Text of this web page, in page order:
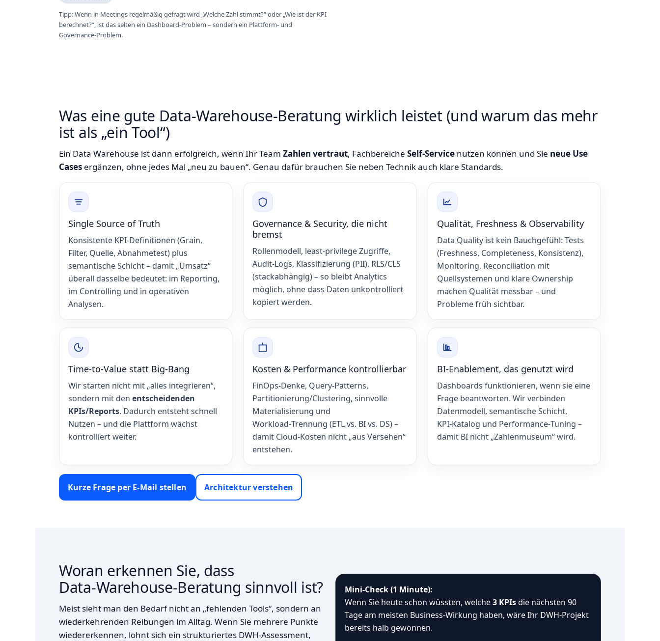
Tipp: Wenn in Meetings regelmäßig gefragt wird „Welche Zahl stimmt?“ oder „Wie ist der KPI
berechnet?“, ist das selten ein Dashboard‑Problem – sondern ein Plattform‑ und
Governance‑Problem.
Was eine gute Data‑Warehouse‑Beratung wirklich leistet (und warum das mehr
ist als „ein Tool“)
Ein Data Warehouse ist dann erfolgreich, wenn Ihr Team Zahlen vertraut, Fachbereiche Self‑Service nutzen können und Sie neue Use
Cases ergänzen, ohne jedes Mal „neu zu bauen“. Genau dafür brauchen Sie neben Technik auch klare Standards.
Single Source of Truth
Konsistente KPI‑Definitionen (Grain,
Filter, Quelle, Abnahmetest) plus
semantische Schicht – damit „Umsatz“
überall dasselbe bedeutet: im Reporting,
im Controlling und in operativen
Analysen.
Governance & Security, die nicht
bremst
Rollenmodell, least‑privilege Zugriffe,
Audit‑Logs, Klassifizierung (PII), RLS/CLS
(stackabhängig) – so bleibt Analytics
möglich, ohne dass Daten unkontrolliert
kopiert werden.
Qualität, Freshness & Observability
Data Quality ist kein Bauchgefühl: Tests
(Freshness, Completeness, Konsistenz),
Monitoring, Reconciliation mit
Quellsystemen und klare Ownership
machen Qualität messbar – und
Probleme früh sichtbar.
Time‑to‑Value statt Big‑Bang
Wir starten nicht mit „alles integrieren“,
sondern mit den entscheidenden
KPIs/Reports. Dadurch entsteht schnell
Nutzen – und die Plattform wächst
kontrolliert weiter.
Kosten & Performance kontrollierbar
FinOps‑Denke, Query‑Patterns,
Partitionierung/Clustering, sinnvolle
Materialisierung und
Workload‑Trennung (ETL vs. BI vs. DS) –
damit Cloud‑Kosten nicht „aus Versehen“
entstehen.
BI‑Enablement, das genutzt wird
Dashboards funktionieren, wenn sie eine
Frage beantworten. Wir verbinden
Datenmodell, semantische Schicht,
KPI‑Katalog und Performance‑Tuning –
damit BI nicht „Zahlenmuseum“ wird.
Kurze Frage per E‑Mail stellen Architektur verstehen
Woran erkennen Sie, dass
Data‑Warehouse‑Beratung sinnvoll ist?
Meist sieht man den Bedarf nicht an „fehlenden Tools“, sondern an
wiederkehrenden Reibungen im Alltag. Wenn Sie mehrere Punkte
wiedererkennen, lohnt sich ein strukturiertes DWH‑Assessment,
Mini‑Check (1 Minute):
Wenn Sie heute schon wüssten, welche3 KPIsdie nächsten 90
Tage am meisten Business‑Wirkung haben, wäre Ihr DWH‑Projekt
bereits halb gewonnen.